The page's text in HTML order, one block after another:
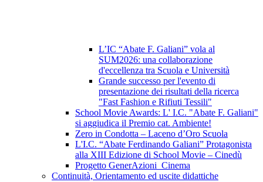
L’IC “Abate F. Galiani” vola al
SUM2026: una collaborazione
d'eccellenza tra Scuola e Università
Grande successo per l'evento di
presentazione dei risultati della ricerca
"Fast Fashion e Rifiuti Tessili"
School Movie Awards: L' I.C. "Abate F. Galiani"
si aggiudica il Premio cat. Ambiente!
Zero in Condotta – Laceno d’Oro Scuola
L'I.C. “Abate Ferdinando Galiani” Protagonista
alla XIII Edizione di School Movie – Cinedù
Progetto GenerAzioni_Cinema
Continuità, Orientamento ed uscite didattiche